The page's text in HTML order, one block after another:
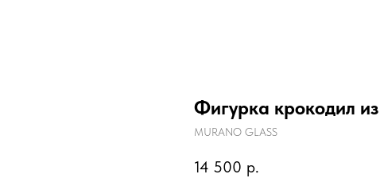
Фигурка крокодил
MURANO GLASS
14 500 р.